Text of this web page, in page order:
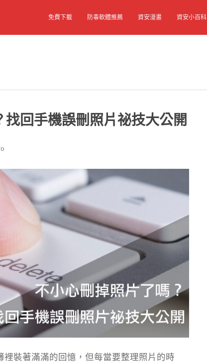
免費下載 防毒軟體推薦 資安漫畫 資安小百科
回手機誤刪照片祕技大公開
裝著滿滿的回憶，但每當要整理照片的時